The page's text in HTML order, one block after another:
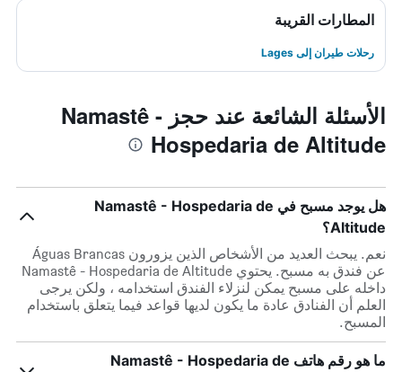
المطارات القريبة
رحلات طيران إلى Lages
الأسئلة الشائعة عند حجز Namastê -
Hospedaria de Altitude
هل يوجد مسبح في Namastê - Hospedaria de
Altitude؟
نعم. يبحث العديد من الأشخاص الذين يزورون Águas Brancas
عن فندق به مسبح. يحتوي Namastê - Hospedaria de Altitude
داخله على مسبح يمكن لنزلاء الفندق استخدامه ، ولكن يرجى
العلم أن الفنادق عادة ما يكون لديها قواعد فيما يتعلق باستخدام
المسبح.
ما هو رقم هاتف Namastê - Hospedaria de